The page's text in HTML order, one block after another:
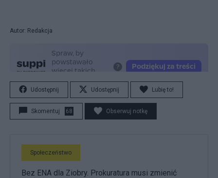
Autor: Redakcja
Udostępnij Udostępnij Lubię to!
Skomentuj 68 Obserwuj notkę
Społeczeństwo
Bez ENA dla Ziobry. Prokuratura musi zmienić